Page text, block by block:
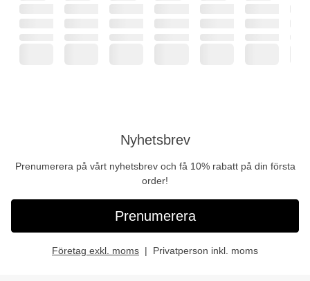
Nyhetsbrev
Prenumerera på vårt nyhetsbrev och få 10% rabatt på din första
order!
Prenumerera
Företag exkl. moms Privatperson inkl. moms